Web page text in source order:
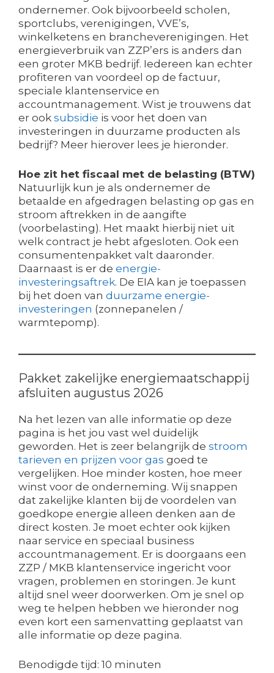
ondernemer. Ook bijvoorbeeld scholen,
sportclubs, verenigingen, VVE’s,
winkelketens en brancheverenigingen. Het
energieverbruik van ZZP’ers is anders dan
een groter MKB bedrijf. Iedereen kan echter
profiteren van voordeel op de factuur,
speciale klantenservice en
accountmanagement. Wist je trouwens dat
er ook subsidie is voor het doen van
investeringen in duurzame producten als
bedrijf? Meer hierover lees je hieronder.
Hoe zit het fiscaal met de belasting (BTW)
Natuurlijk kun je als ondernemer de
betaalde en afgedragen belasting op gas en
stroom aftrekken in de aangifte
(voorbelasting). Het maakt hierbij niet uit
welk contract je hebt afgesloten. Ook een
consumentenpakket valt daaronder.
Daarnaast is er de energie-
investeringsaftrek. De EIA kan je toepassen
bij het doen van duurzame energie-
investeringen (zonnepanelen /
warmtepomp).
Pakket zakelijke energiemaatschappij
afsluiten augustus 2026
Na het lezen van alle informatie op deze
pagina is het jou vast wel duidelijk
geworden. Het is zeer belangrijk de stroom
tarieven en prijzen voor gas goed te
vergelijken. Hoe minder kosten, hoe meer
winst voor de onderneming. Wij snappen
dat zakelijke klanten bij de voordelen van
goedkope energie alleen denken aan de
direct kosten. Je moet echter ook kijken
naar service en speciaal business
accountmanagement. Er is doorgaans een
ZZP / MKB klantenservice ingericht voor
vragen, problemen en storingen. Je kunt
altijd snel weer doorwerken. Om je snel op
weg te helpen hebben we hieronder nog
even kort een samenvatting geplaatst van
alle informatie op deze pagina.
Benodigde tijd: 10 minuten